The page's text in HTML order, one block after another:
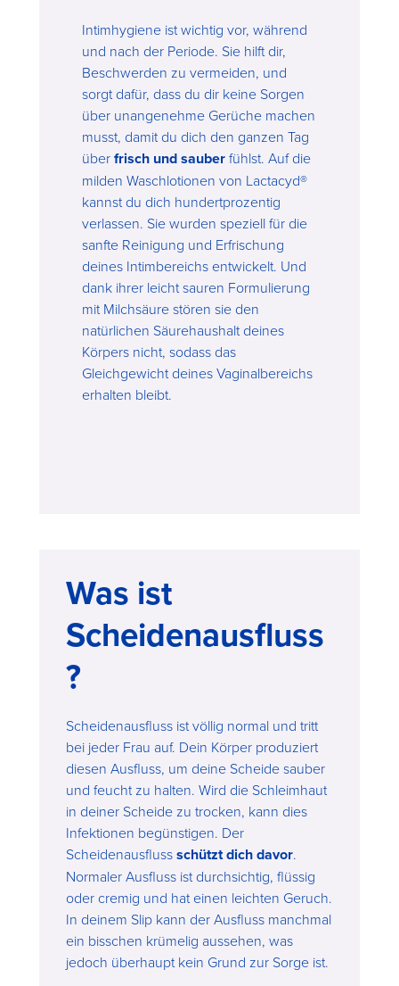
Intimhygiene ist wichtig vor, während
und nach der Periode. Sie hilft dir,
Beschwerden zu vermeiden, und
sorgt dafür, dass du dir keine Sorgen
über unangenehme Gerüche machen
musst, damit du dich den ganzen Tag
überfrisch und sauberfühlst. Auf die
milden Waschlotionen von Lactacyd®
kannst du dich hundertprozentig
verlassen. Sie wurden speziell für die
sanfte Reinigung und Erfrischung
deines Intimbereichs entwickelt. Und
dank ihrer leicht sauren Formulierung
mit Milchsäure stören sie den
natürlichen Säurehaushalt deines
Körpers nicht, sodass das
Gleichgewicht deines Vaginalbereichs
erhalten bleibt.
Was ist
Scheidenausfluss
?
Scheidenausfluss ist völlig normal und tritt
bei jeder Frau auf. Dein Körper produziert
diesen Ausfluss, um deine Scheide sauber
und feucht zu halten. Wird die Schleimhaut
in deiner Scheide zu trocken, kann dies
Infektionen begünstigen. Der
Scheidenausflussschützt dich davor.
Normaler Ausfluss ist durchsichtig, flüssig
oder cremig und hat einen leichten Geruch.
In deinem Slip kann der Ausfluss manchmal
ein bisschen krümelig aussehen, was
jedoch überhaupt kein Grund zur Sorge ist.